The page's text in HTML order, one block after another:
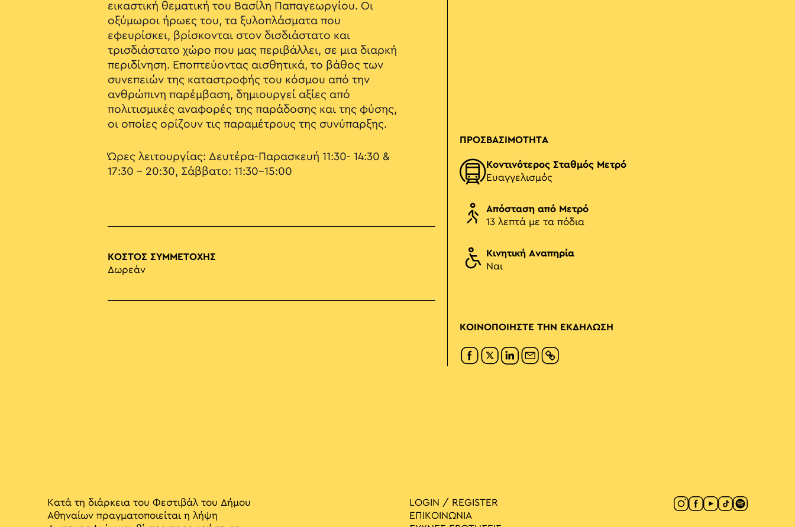
εικαστική θεματική του Βασίλη Παπαγεωργίου. Οι
οξύμωροι ήρωες του, τα ξυλοπλάσματα που
εφευρίσκει, βρίσκονται στον δισδιάστατο και
τρισδιάστατο χώρο που μας περιβάλλει, σε μια διαρκή
περιδίνηση. Εποπτεύοντας αισθητικά, το βάθος των
συνεπειών της καταστροφής του κόσμου από την
ανθρώπινη παρέμβαση, δημιουργεί αξίες από
πολιτισμικές αναφορές της παράδοσης και της φύσης,
οι οποίες ορίζουν τις παραμέτρους της συνύπαρξης.
Ώρες λειτουργίας: Δευτέρα-Παρασκευή 11:30- 14:30 &
17:30 – 20:30, Σάββατο: 11:30-15:00
ΚΟΣΤΟΣ ΣΥΜΜΕΤΟΧΗΣ
Δωρεάν
ΠΡΟΣΒΑΣΙΜΟΤΗΤΑ
Κοντινότερος Σταθμός Μετρό
Ευαγγελισμός
Απόσταση από Μετρό
13 λεπτά με τα πόδια
Κινητική Αναπηρία
Ναι
ΚΟΙΝΟΠΟΙΗΣΤΕ ΤΗΝ ΕΚΔΗΛΩΣΗ
Κατά τη διάρκεια του Φεστιβάλ του Δήμου
Αθηναίων πραγματοποιείται η λήψη
LOGIN / REGISTER
ΕΠΙΚΟΙΝΩΝΙΑ